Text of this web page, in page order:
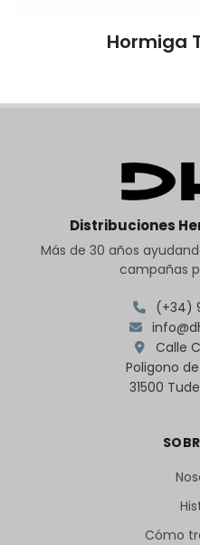
Hormiga
Distribuciones
Más de 30 años
campañas
(+34)
Calle
Poligono
31500
Cómo